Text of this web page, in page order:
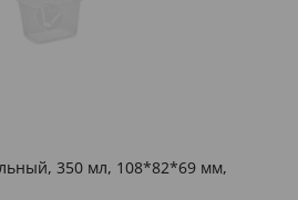
350 мл, 108*82*69 мм,